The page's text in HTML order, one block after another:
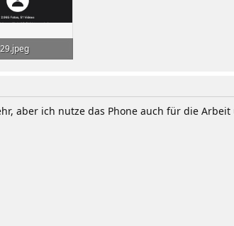
aber ich nutze das Phone auch für die